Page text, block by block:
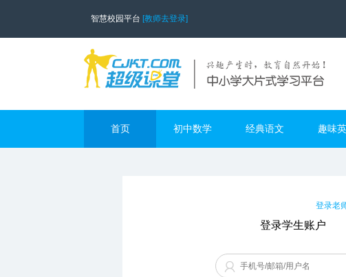
智慧校园平台 [教师去登录]
首页 初中数学 经典语文 趣味
登录老
登录学生账户